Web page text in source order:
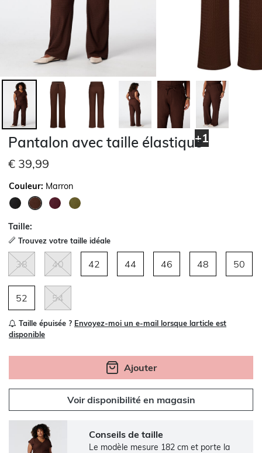
+1
Pantalon avec taille élastique
€ 39,99
Couleur: Marron
Taille:
Trouvez votre taille idéale
38 40 42 44 46 48 50
52 54
Taille épuisée ? Envoyez-moi un e-mail lorsque larticle est
disponible
Ajouter
Voir disponibilité en magasin
Conseils de taille
Le modèle mesure 182 cm et porte la